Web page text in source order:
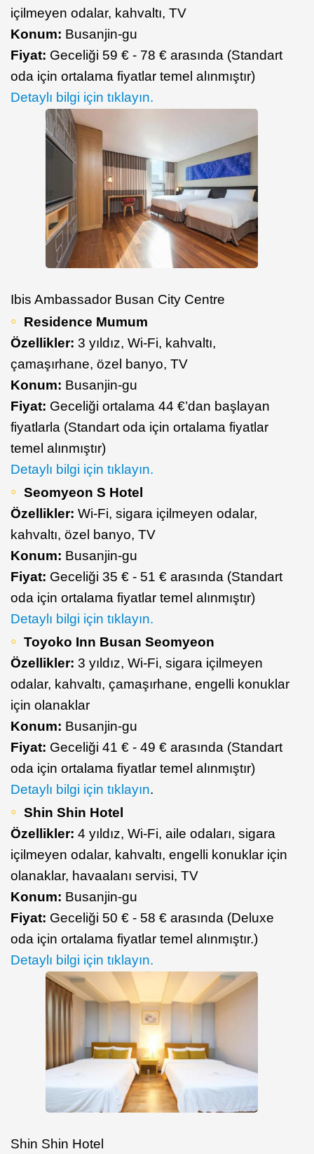
içilmeyen odalar, kahvaltı, TV
Konum: Busanjin-gu
Fiyat: Geceliği 59 € - 78 € arasında (Standart
oda için ortalama fiyatlar temel alınmıştır)
Detaylı bilgi için tıklayın.
Ibis Ambassador Busan City Centre
Residence Mumum
Özellikler: 3 yıldız, Wi-Fi, kahvaltı,
çamaşırhane, özel banyo, TV
Konum: Busanjin-gu
Fiyat: Geceliği ortalama 44 €’dan başlayan
fiyatlarla (Standart oda için ortalama fiyatlar
temel alınmıştır)
Detaylı bilgi için tıklayın.
Seomyeon S Hotel
Özellikler: Wi-Fi, sigara içilmeyen odalar,
kahvaltı, özel banyo, TV
Konum: Busanjin-gu
Fiyat: Geceliği 35 € - 51 € arasında (Standart
oda için ortalama fiyatlar temel alınmıştır)
Detaylı bilgi için tıklayın.
Toyoko Inn Busan Seomyeon
Özellikler: 3 yıldız, Wi-Fi, sigara içilmeyen
odalar, kahvaltı, çamaşırhane, engelli konuklar
için olanaklar
Konum: Busanjin-gu
Fiyat: Geceliği 41 € - 49 € arasında (Standart
oda için ortalama fiyatlar temel alınmıştır)
Detaylı bilgi için tıklayın.
Shin Shin Hotel
Özellikler: 4 yıldız, Wi-Fi, aile odaları, sigara
içilmeyen odalar, kahvaltı, engelli konuklar için
olanaklar, havaalanı servisi, TV
Konum: Busanjin-gu
Fiyat: Geceliği 50 € - 58 € arasında (Deluxe
oda için ortalama fiyatlar temel alınmıştır.)
Detaylı bilgi için tıklayın.
Shin Shin Hotel